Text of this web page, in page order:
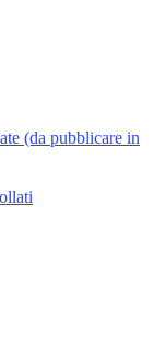
(da pubblicare in